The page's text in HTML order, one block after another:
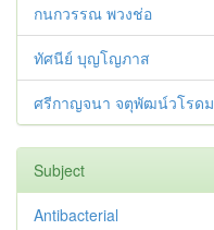
กนกวรรณ พวงช่อ
ทัศนีย์ บุญโญภาส
ศรีกาญจนา จตุพัฒน์วโรดม
Subject
Antibacterial